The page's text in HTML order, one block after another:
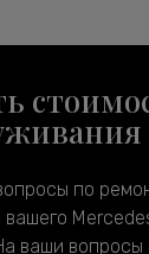
по
вашего
ваши вопросы